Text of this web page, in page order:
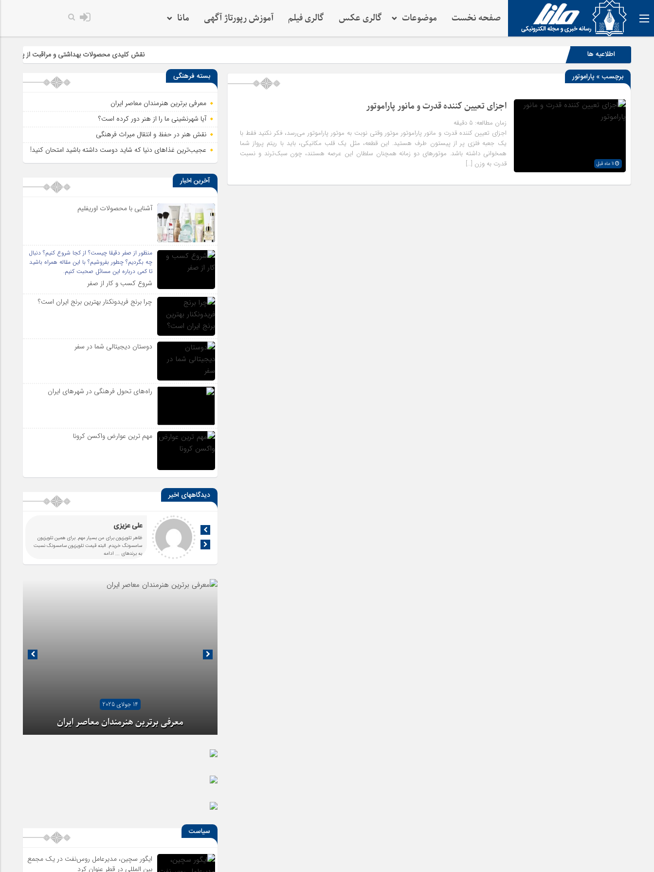
صفحه نخست موضوعات گالری عکس گالری فیلم آموزش رپورتاژ آگهی مانا
اطلاعیه ها نقش کلیدی محصولات بهداشتی و مراقبت از پوست در سلامت و
برچسب » پاراموتور
اجزای تعیین کننده قدرت و مانور پاراموتور
زمان مطالعه: ۵ دقیقه
اجزای تعیین کننده قدرت و مانور پاراموتور موتور وقتی نوبت به موتور پاراموتور می‌رسد، فکر نکنید فقط با
یک جعبه فلزی پر از پیستون طرف هستید. این قطعه، مثل یک قلب مکانیکی، باید با ریتم پرواز شما
همخوانی داشته باشد. موتورهای دو زمانه همچنان سلطان این عرصه هستند، چون سبک‌ترند و نسبت
قدرت به وزن […]
بسته فرهنگی
معرفی برترین هنرمندان معاصر ایران
آیا شهرنشینی ما را از هنر دور کرده است؟
نقش هنر در حفظ و انتقال میراث فرهنگی
عجیب‌ترین غذاهای دنیا که شاید دوست داشته باشید امتحان کنید!
آخرین اخبار
آشنایی با محصولات اوریفلیم
منظور از صفر دقیقا چیست؟ از کجا شروع کنیم؟ دنبال
چه بگردیم؟ چطور بفروشیم؟ با این مقاله همراه باشید
تا کمی درباره این مسائل صحبت کنیم.
شروع کسب و کار از صفر
چرا برنج فریدونکنار بهترین برنج ایران است؟
دوستان دیجیتالی شما در سفر
راه‌های تحول فرهنگی در شهرهای ایران
مهم ترین عوارض واکسن کرونا
دیدگاههای اخیر
علی عزیزی
ظاهر تلویزیون برای من بسیار مهم. برای همین تلویزیون
سامسونگ خریدم. البته قیمت تلویزیون سامسونگ نسبت
به برندهای ... ادامه
14 جولای 2025
معرفی برترین هنرمندان معاصر ایران
سیاست
ایگور سچین، مدیرعامل روس‌نفت در یک مجمع
بین المللی در قطر عنوان کرد